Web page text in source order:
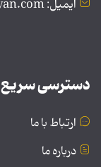
ایمیل: public@tebyan.com
دسترسی سریع
ارتباط با ما
درباره ما